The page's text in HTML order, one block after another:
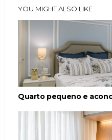
YOU MIGHT ALSO LIKE
Quarto pequeno e